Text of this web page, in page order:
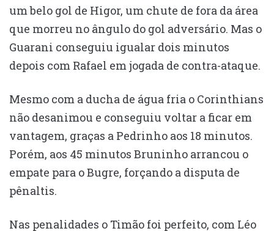
um belo gol de Higor, um chute de fora da área
que morreu no ângulo do gol adversário. Mas o
Guarani conseguiu igualar dois minutos
depois com Rafael em jogada de contra-ataque.
Mesmo com a ducha de água fria o Corinthians
não desanimou e conseguiu voltar a ficar em
vantagem, graças a Pedrinho aos 18 minutos.
Porém, aos 45 minutos Bruninho arrancou o
empate para o Bugre, forçando a disputa de
pênaltis.
Nas penalidades o Timão foi perfeito, com Léo